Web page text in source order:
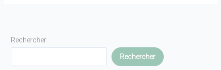
Rechercher
Rechercher